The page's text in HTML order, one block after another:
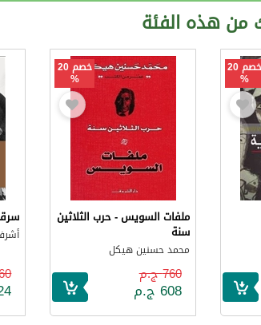
من هذه الفئة
خصم 20
%
خصم 20
%
ملفات السويس - حرب الثلاثين
سنة
محمد حسنين هيكل
760 ج.م
608 ج.م